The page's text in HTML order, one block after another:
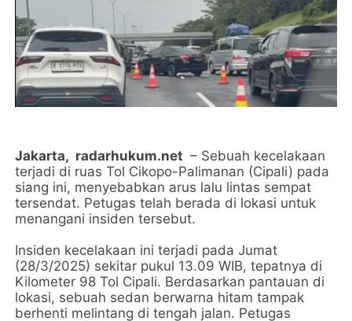
Jakarta, radarhukum.net – Sebuah kecelakaan
terjadi di ruas Tol Cikopo-Palimanan (Cipali) pada
siang ini, menyebabkan arus lalu lintas sempat
tersendat. Petugas telah berada di lokasi untuk
menangani insiden tersebut.
Insiden kecelakaan ini terjadi pada Jumat
(28/3/2025) sekitar pukul 13.09 WIB, tepatnya di
Kilometer 98 Tol Cipali. Berdasarkan pantauan di
lokasi, sebuah sedan berwarna hitam tampak
berhenti melintang di tengah jalan. Petugas